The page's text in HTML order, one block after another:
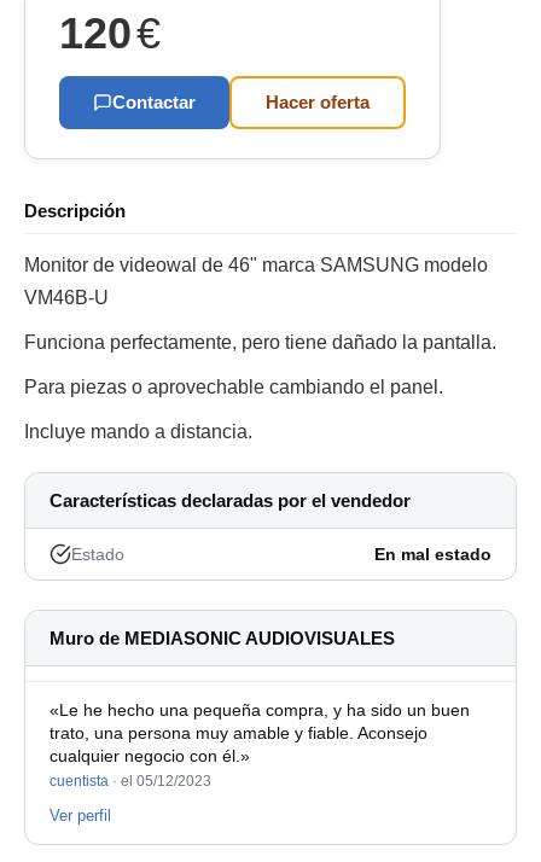
120€
Contactar Hacer oferta
Descripción
Monitor de videowal de 46" marca SAMSUNG modelo
VM46B-U
Funciona perfectamente, pero tiene dañado la pantalla.
Para piezas o aprovechable cambiando el panel.
Incluye mando a distancia.
Características declaradas por el vendedor
Estado En mal estado
Muro de MEDIASONIC AUDIOVISUALES
«Le he hecho una pequeña compra, y ha sido un buen
trato, una persona muy amable y fiable. Aconsejo
cualquier negocio con él.»
cuentista · el 05/12/2023
Ver perfil